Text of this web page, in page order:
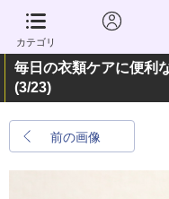
カテゴリ
毎日の衣類ケアに便利
(3/23)
前の画像